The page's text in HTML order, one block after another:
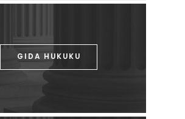
GIDA HUKUKU